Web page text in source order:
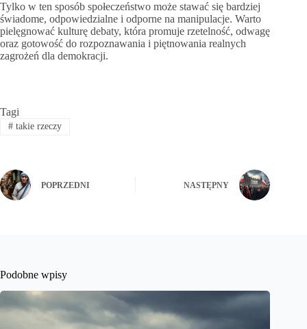
Tylko w ten sposób społeczeństwo może stawać się bardziej
świadome, odpowiedzialne i odporne na manipulacje. Warto
pielęgnować kulturę debaty, która promuje rzetelność, odwagę
oraz gotowość do rozpoznawania i piętnowania realnych
zagrożeń dla demokracji.
Tagi
#takie rzeczy
POPRZEDNI NASTĘPNY
Podobne wpisy